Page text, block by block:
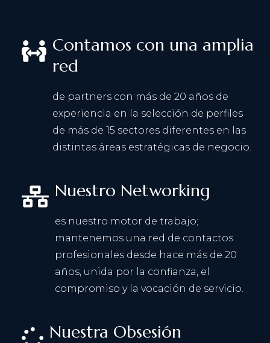
Contamos con una amplia
red
de partners con más de 20 años de
experiencia en la selección de perfiles
de más de 15 sectores diferentes en las
distintas áreas estratégicas de negocio.
Nuestro Networking
es nuestro motor de trabajo;
mantenemos una red de contactos
profesionales desde hace más de 20
años, unida por la confianza, el
compromiso y la vocación de servicio.
Nuestra Obsesión